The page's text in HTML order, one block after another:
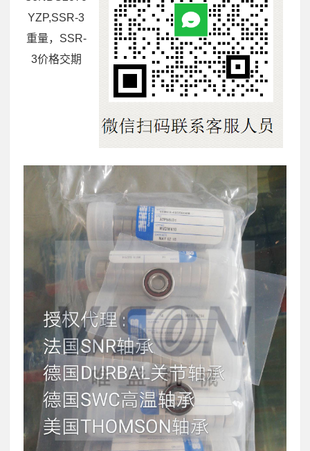
YZP,SSR-3
重量，SSR-
3价格交期